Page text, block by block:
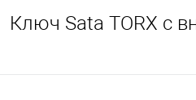
Ключ Sata TORX с